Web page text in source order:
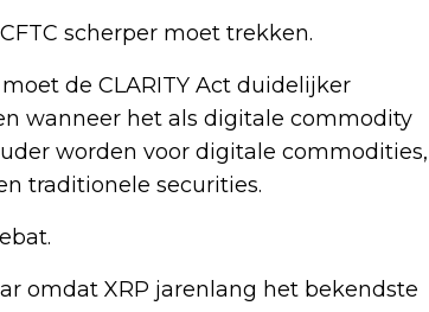
scherper moet trekken.
de CLARITY Act duidelijker
wanneer het als digitale commodity
worden voor digitale commodities,
traditionele securities.
omdat XRP jarenlang het bekendste